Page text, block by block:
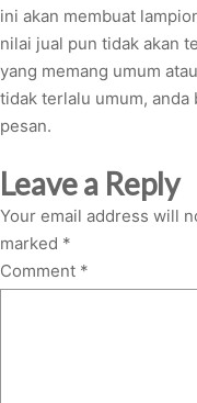
ini akan membuat
nilai jual pun tidak akan
yang memang umum
tidak terlalu umum, anda
pesan.
Leave a Reply
Your email address will
marked *
Comment *